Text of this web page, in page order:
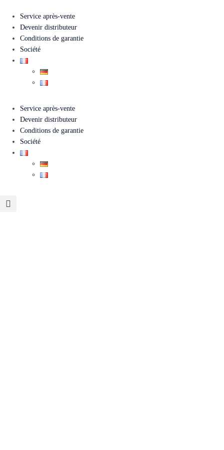
Service après-vente
Devenir distributeur
Conditions de garantie
Société
Service après-vente
Devenir distributeur
Conditions de garantie
Société